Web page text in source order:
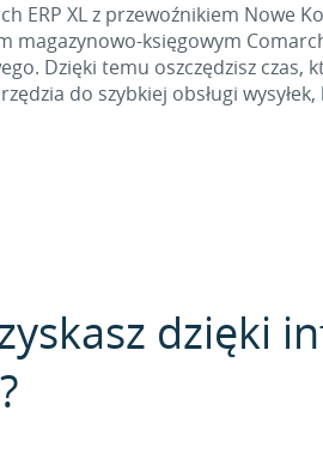
ERP XL z przewoźnikiem Nowe
magazynowo-księgowym
Dzięki temu oszczędzisz
do szybkiej obsługi
dzięki